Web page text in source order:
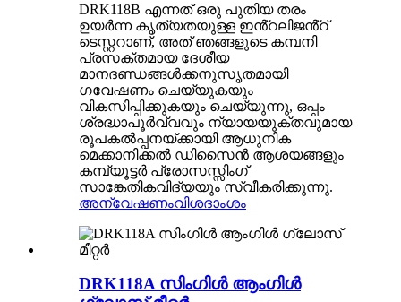
DRK118B എന്നത് ഒരു പുതിയ തരം
ഉയർന്ന കൃത്യതയുള്ള ഇൻ്റലിജൻ്റ്
ടെസ്റ്ററാണ്, അത് ഞങ്ങളുടെ കമ്പനി
പ്രസക്തമായ ദേശീയ
മാനദണ്ഡങ്ങൾക്കനുസൃതമായി
ഗവേഷണം ചെയ്യുകയും
വികസിപ്പിക്കുകയും ചെയ്യുന്നു, ഒപ്പം
ശ്രദ്ധാപൂർവ്വവും ന്യായയുക്തവുമായ
രൂപകൽപ്പനയ്ക്കായി ആധുനിക
മെക്കാനിക്കൽ ഡിസൈൻ ആശയങ്ങളും
കമ്പ്യൂട്ടർ പ്രോസസ്സിംഗ്
സാങ്കേതികവിദ്യയും സ്വീകരിക്കുന്നു.
അന്വേഷണംവിശദാംശം
DRK118A സിംഗിൾ ആംഗിൾ